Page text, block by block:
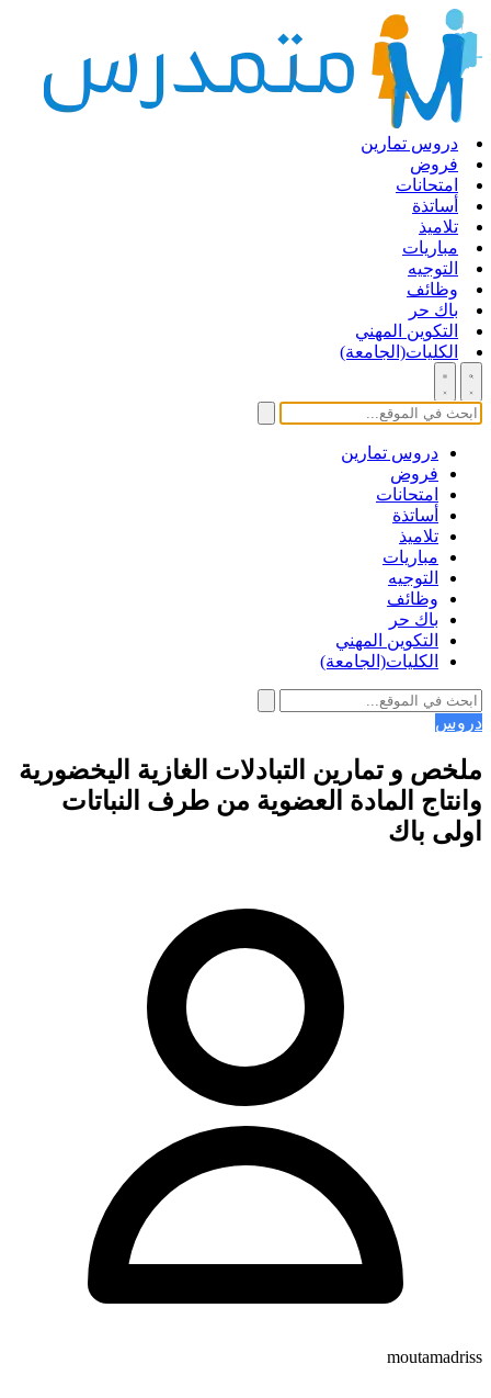
دروس تمارين
فروض
امتحانات
أساتذة
تلاميذ
مباريات
التوجيه
وظائف
باك حر
التكوين المهني
الكليات(الجامعة)
دروس تمارين
فروض
امتحانات
أساتذة
تلاميذ
مباريات
التوجيه
وظائف
باك حر
التكوين المهني
الكليات(الجامعة)
دروس
ملخص و تمارين التبادلات الغازية اليخضورية
وانتاج المادة العضوية من طرف النباتات
اولى باك
moutamadriss